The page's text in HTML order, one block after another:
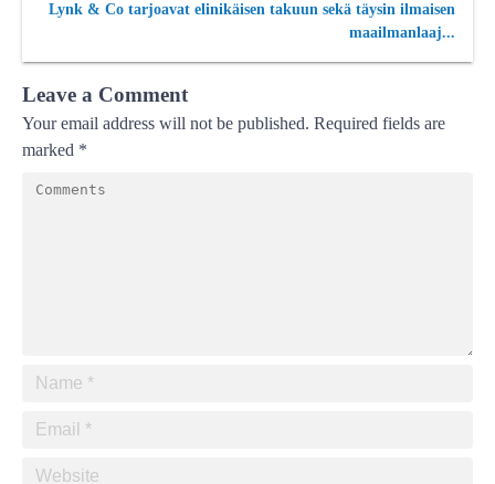
Lynk & Co tarjoavat elinikäisen takuun sekä täysin ilmaisen
maailmanlaaj...
Leave a Comment
Your email address will not be published. Required fields are
marked *